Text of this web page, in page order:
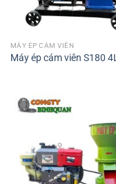
MÁY ÉP CÁM VIÊN
Máy ép cám viên S180 4L